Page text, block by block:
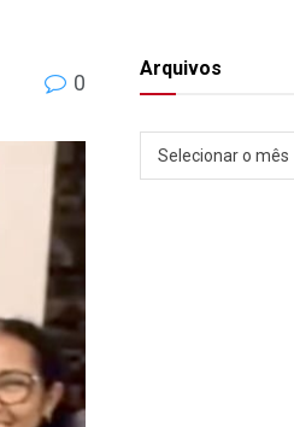
0
Arquivos
Arquivos
Selecionar o mês